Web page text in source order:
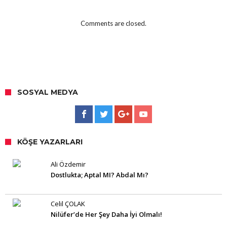
Comments are closed.
SOSYAL MEDYA
KÖŞE YAZARLARI
Ali Özdemir
Dostlukta; Aptal MI? Abdal Mı?
Celil ÇOLAK
Nilüfer’de Her Şey Daha İyi Olmalı!